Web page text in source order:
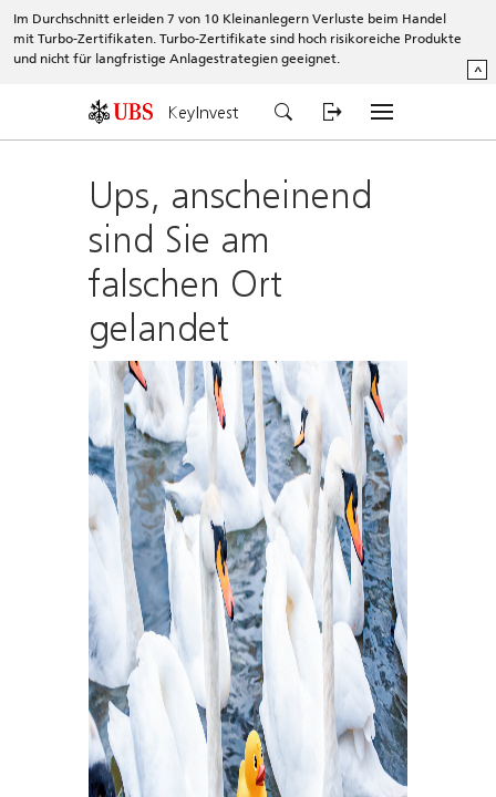
Im Durchschnitt erleiden 7 von 10 Kleinanlegern Verluste beim Handel
mit Turbo-Zertifikaten. Turbo-Zertifikate sind hoch risikoreiche Produkte
und nicht für langfristige Anlagestrategien geeignet.
^
KeyInvest
Ups, anscheinend
sind Sie am
falschen Ort
gelandet